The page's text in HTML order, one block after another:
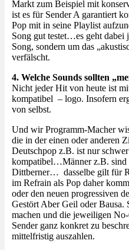
Markt zum Beispiel mit
ist es für Sender A garantiert
Pop mit in seine Playlist
Song gut testet…es geht dabei
Song, sondern um das
verfälscht.
4. Welche Sounds sollten
Nicht jeder Hit von heute ist
kompatibel – logo. Insofern
von selbst.
Und wir Programm-Macher
die in der einen oder anderen
Deutschpop z.B. ist nur
kompatibel…Männer z.B. sind
Dittberner… dasselbe gilt für
im Refrain als Pop daher
oder den neuen progressiven
Gestört Aber Geil oder Bausa.
machen und die jeweiligen
Sender ganz konkret zu
mittelfristig auszahlen.